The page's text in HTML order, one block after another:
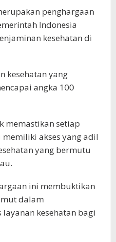
penghargaan
Indonesia
kesehatan di
kesehatan yang
angka 100
memastikan setiap
akses yang adil
yang bermutu
ini membuktikan
dalam
kesehatan bagi